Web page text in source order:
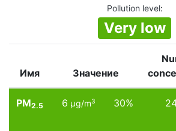
Pollution level:
Very low
Имя Значение
PM2.5 6 µg/m3 30%